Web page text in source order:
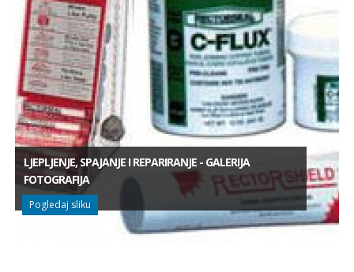
LJEPLJENJE, SPAJANJE I REPARIRANJE - GALERIJA
FOTOGRAFIJA
Pogledaj sliku